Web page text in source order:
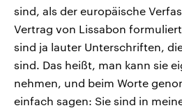
sind, als der europäische
Vertrag von Lissabon
sind ja lauter Unterschriften,
sind. Das heißt, man kann sie
nehmen, und beim Worte
einfach sagen: Sie sind in